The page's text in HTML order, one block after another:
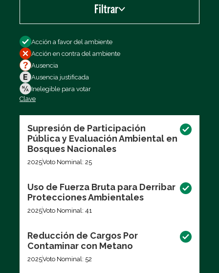
Filtrar
Filtrar por
Acción a favor del ambiente
Acción en contra del ambiente
Ausencia
Ausencia justificada
Inelegible para votar
Clave
Supresión de Participación
Pública y Evaluación Ambiental en
Bosques Nacionales
2025Voto Nominal: 25
Uso de Fuerza Bruta para Derribar
Protecciones Ambientales
2025Voto Nominal: 41
Reducción de Cargos Por
Contaminar con Metano
2025Voto Nominal: 52